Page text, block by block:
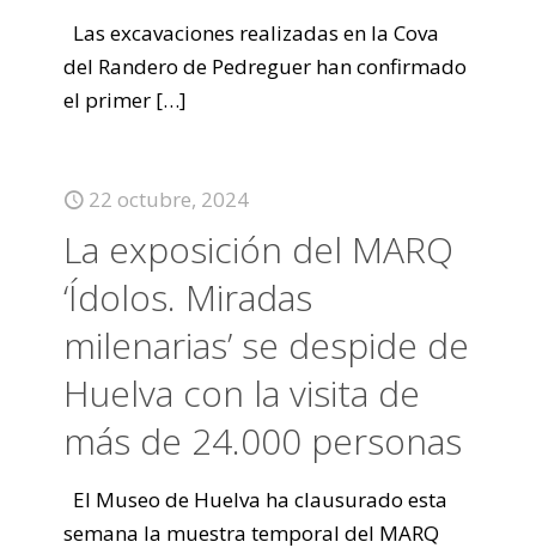
Las excavaciones realizadas en la Cova
del Randero de Pedreguer han confirmado
el primer […]
22 octubre, 2024
La exposición del MARQ
‘Ídolos. Miradas
milenarias’ se despide de
Huelva con la visita de
más de 24.000 personas
El Museo de Huelva ha clausurado esta
semana la muestra temporal del MARQ